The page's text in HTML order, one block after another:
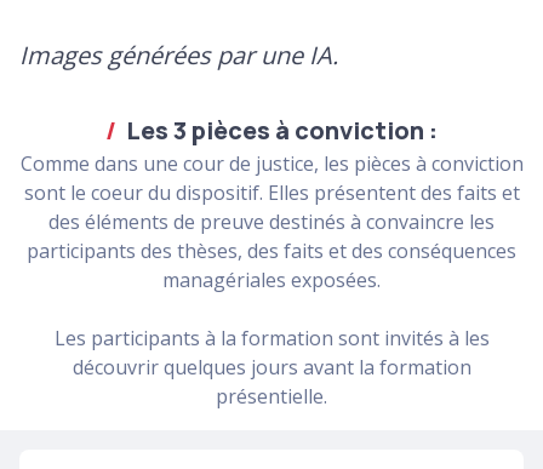
Images générées par une IA.
Les 3 pièces à conviction :
Comme dans une cour de justice, les pièces à conviction
sont le coeur du dispositif. Elles présentent des faits et
des éléments de preuve destinés à convaincre les
participants des thèses, des faits et des conséquences
managériales exposées.
Les participants à la formation sont invités à les
découvrir quelques jours avant la formation
présentielle.